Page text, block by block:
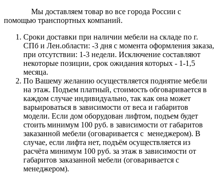
Мы доставляем товар во все города России с
помощью транспортных компаний.
Сроки доставки при наличии мебели на складе по г.
СПб и Лен.области: -3 дня с момента оформления заказа,
при отсутствии: 1-3 недели. Исключение составляют
некоторые позиции, срок ожидания которых - 1-1,5
месяца.
По Вашему желанию осуществляется поднятие мебели
на этаж. Подъем платный, стоимость обговаривается в
каждом случае индивидуально, так как она может
варьироваться в зависимости от веса и габаритов
модели. Если дом оборудован лифтом, подъем будет
стоить минимум 100 руб. в зависимости от габаритов
заказанной мебели (оговаривается с менеджером). В
случае, если лифта нет, подъём осуществляется из
расчёта минимум 100 руб. за этаж в зависимости от
габаритов заказанной мебели (оговаривается с
менеджером).